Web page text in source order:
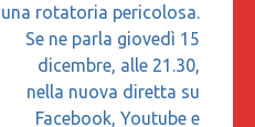
una rotatoria pericolosa.
Se ne parla giovedì 15
dicembre, alle 21.30,
nella nuova diretta su
Facebook, Youtube e